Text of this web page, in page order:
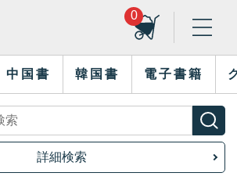
0
中国書 韓国書 電子書籍
詳細検索